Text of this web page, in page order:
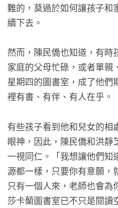
難的，莫過於如何讓孩子和
續下去。
然而，陳民僑也知道，有時
家庭的父母忙碌，或者單親
星期四的圖書室，成了他們
裡有書、有伴、有人在乎。
有些孩子看到他和兒女的相
眼神，因此，陳民僑和洪靜
一視同仁。「我想讓他們知
源都一樣，只要你有意願，
只有一個人來，老師也會為
莎卡蘭圖書室已不只是閱讀